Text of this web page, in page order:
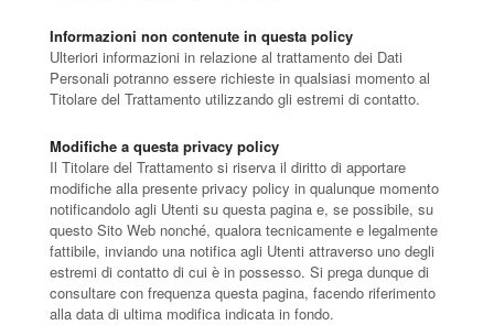
Informazioni non contenute in questa policy
Ulteriori informazioni in relazione al trattamento dei Dati
Personali potranno essere richieste in qualsiasi momento al
Titolare del Trattamento utilizzando gli estremi di contatto.
Modifiche a questa privacy policy
Il Titolare del Trattamento si riserva il diritto di apportare
modifiche alla presente privacy policy in qualunque momento
notificandolo agli Utenti su questa pagina e, se possibile, su
questo Sito Web nonché, qualora tecnicamente e legalmente
fattibile, inviando una notifica agli Utenti attraverso uno degli
estremi di contatto di cui è in possesso. Si prega dunque di
consultare con frequenza questa pagina, facendo riferimento
alla data di ultima modifica indicata in fondo.